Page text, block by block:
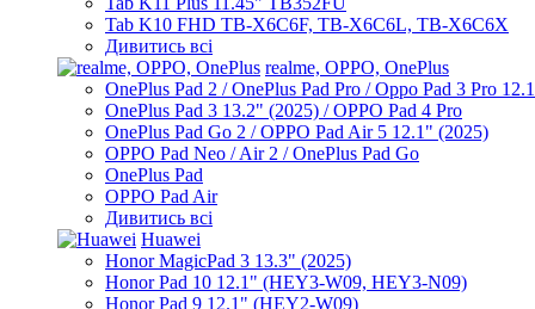
Tab K10 FHD TB-X6C6F, TB-X6C6L, TB-X6C6X
Дивитись всі
realme, OPPO, OnePlus
OnePlus Pad 2 / OnePlus Pad Pro / Oppo Pad 3 Pro
OnePlus Pad 3 13.2" (2025) / OPPO Pad 4 Pro
OnePlus Pad Go 2 / OPPO Pad Air 5 12.1" (2025)
OPPO Pad Neo / Air 2 / OnePlus Pad Go
OnePlus Pad
OPPO Pad Air
Дивитись всі
Huawei
Honor MagicPad 3 13.3" (2025)
Honor Pad 10 12.1" (HEY3-W09, HEY3-N09)
Honor Pad 9 12.1" (HEY2-W09)